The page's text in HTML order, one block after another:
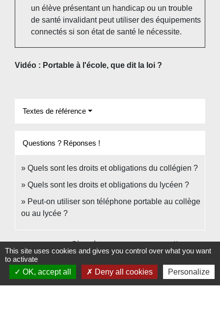
un élève présentant un handicap ou un trouble
de santé invalidant peut utiliser des équipements
connectés si son état de santé le nécessite.
Vidéo : Portable à l'école, que dit la loi ?
Textes de référence
Questions ? Réponses !
Quels sont les droits et obligations du collégien ?
Quels sont les droits et obligations du lycéen ?
Peut-on utiliser son téléphone portable au collège
ou au lycée ?
Signaler une erreur sur cette page
This site uses cookies and gives you control over what you want
to activate
OK, accept all
Deny all cookies Personalize